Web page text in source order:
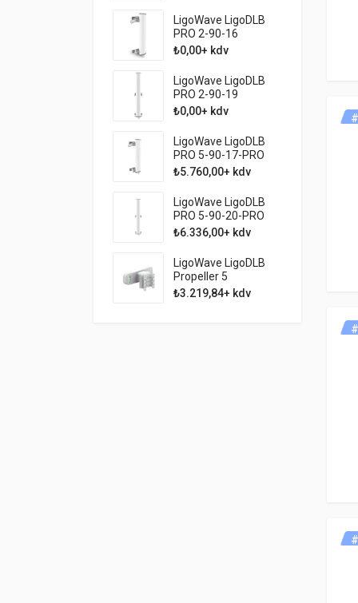
LigoWave LigoDLB
PRO 2-90-16
₺0,00+ kdv
LigoWave LigoDLB
PRO 2-90-19
₺0,00+ kdv
LigoWave LigoDLB
PRO 5-90-17-PRO
₺5.760,00+ kdv
LigoWave LigoDLB
PRO 5-90-20-PRO
₺6.336,00+ kdv
LigoWave LigoDLB
Propeller 5
₺3.219,84+ kdv